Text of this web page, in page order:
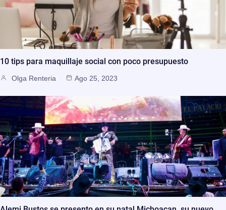
10 tips para maquillaje social con poco presupuesto
Olga Renteria Ago 25, 2023